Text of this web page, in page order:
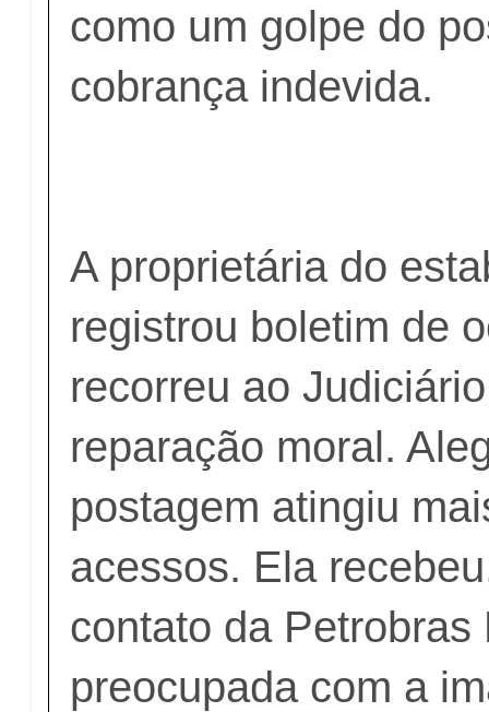
como um golpe do
cobrança indevida.
A proprietária do
registrou boletim de
recorreu ao
reparação moral.
postagem atingiu
acessos. Ela
contato da Petrobras
preocupada com a